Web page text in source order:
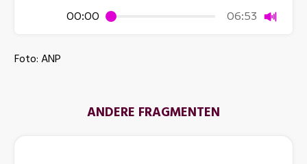
00:00 06:53 Dempen
Foto: ANP
ANDERE FRAGMENTEN